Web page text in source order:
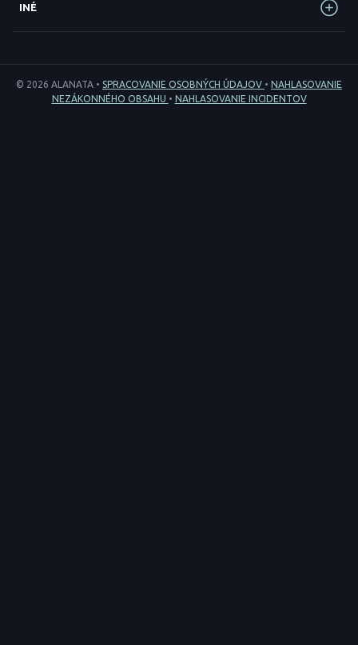
INÉ
© 2026 ALANATA • SPRACOVANIE OSOBNÝCH ÚDAJOV • NAHLASOVANIE
NEZÁKONNÉHO OBSAHU • NAHLASOVANIE INCIDENTOV